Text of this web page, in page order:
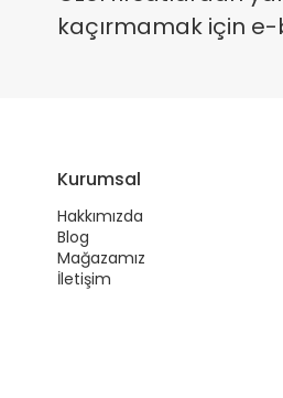
kaçırmamak için
Kurumsal
Hakkımızda
Blog
Mağazamız
İletişim